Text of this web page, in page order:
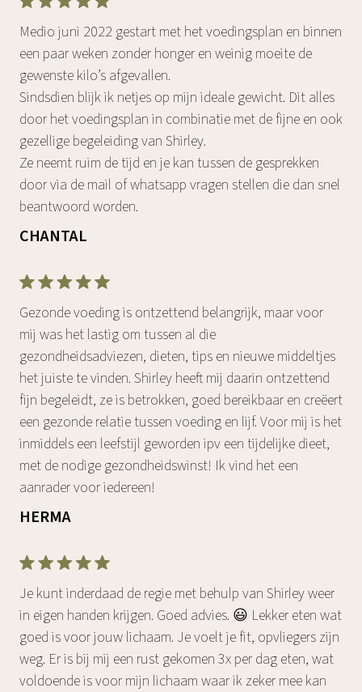
Medio juni 2022 gestart met het voedingsplan en binnen
een paar weken zonder honger en weinig moeite de
gewenste kilo’s afgevallen.
Sindsdien blijk ik netjes op mijn ideale gewicht. Dit alles
door het voedingsplan in combinatie met de fijne en ook
gezellige begeleiding van Shirley.
Ze neemt ruim de tijd en je kan tussen de gesprekken
door via de mail of whatsapp vragen stellen die dan snel
beantwoord worden.
CHANTAL
Gezonde voeding is ontzettend belangrijk, maar voor
mij was het lastig om tussen al die
gezondheidsadviezen, dieten, tips en nieuwe middeltjes
het juiste te vinden. Shirley heeft mij daarin ontzettend
fijn begeleidt, ze is betrokken, goed bereikbaar en creëert
een gezonde relatie tussen voeding en lijf. Voor mij is het
inmiddels een leefstijl geworden ipv een tijdelijke dieet,
met de nodige gezondheidswinst! Ik vind het een
aanrader voor iedereen!
HERMA
Je kunt inderdaad de regie met behulp van Shirley weer
in eigen handen krijgen. Goed advies. 😃 Lekker eten wat
goed is voor jouw lichaam. Je voelt je fit, opvliegers zijn
weg. Er is bij mij een rust gekomen 3x per dag eten, wat
voldoende is voor mijn lichaam waar ik zeker mee kan